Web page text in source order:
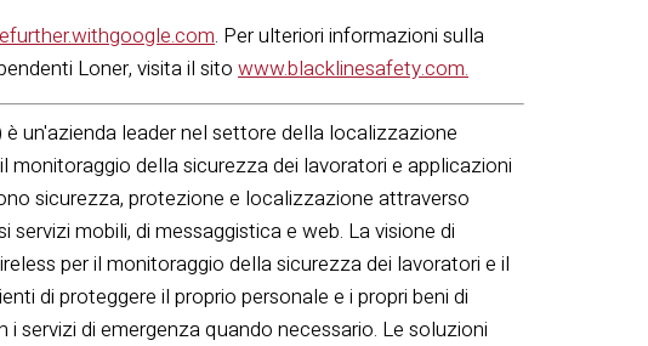
. Per ulteriori informazioni sulla
Loner, visita il sito www.blacklinesafety.com.
è un'azienda leader nel settore della localizzazione
della sicurezza dei lavoratori e applicazioni
sicurezza, protezione e localizzazione attraverso
mobili, di messaggistica e web. La visione di
per il monitoraggio della sicurezza dei lavoratori e il
di proteggere il proprio personale e i propri beni di
servizi di emergenza quando necessario. Le soluzioni